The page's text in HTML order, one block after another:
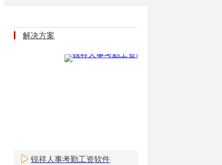
解决方案
锐祥人事考勤工资软件